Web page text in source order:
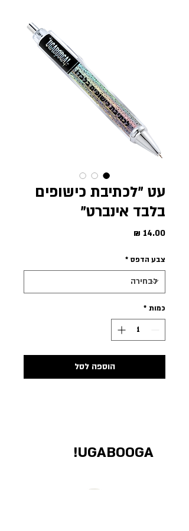
עט ״לכתיבת כישופים
בלבד אינברט״
צבע הדפס *
כמות *
הוספה לסל
UGABOOGA!